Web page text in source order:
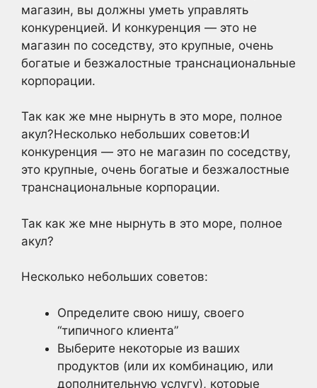
магазин, вы должны уметь управлять
конкуренцией. И конкуренция — это не
магазин по соседству, это крупные, очень
богатые и безжалостные транснациональные
корпорации.
Так как же мне нырнуть в это море, полное
акул?Несколько небольших советов:И
конкуренция — это не магазин по соседству,
это крупные, очень богатые и безжалостные
транснациональные корпорации.
Так как же мне нырнуть в это море, полное
акул?
Несколько небольших советов:
Определите свою нишу, своего
“типичного клиента”
Выберите некоторые из ваших
продуктов (или их комбинацию, или
дополнительную услугу), которые